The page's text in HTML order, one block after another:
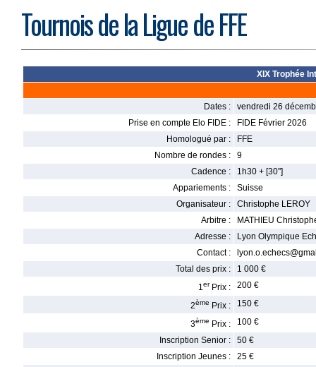
Tournois de la Ligue de FFE
XIX Trophée
Dates :
vendredi 26
Prise en compte Elo FIDE :
FIDE Février 2026
Homologué par :
FFE
Nombre de rondes :
9
Cadence :
1h30 + [30'']
Appariements :
Suisse
Organisateur :
Christophe LEROY
Arbitre :
MATHIEU
Adresse :
Lyon Olympique
Contact :
Total des prix :
1 000 €
1er Prix : 200 €
2ème Prix : 150 €
3ème Prix :
100 €
Inscription Senior :
50 €
Inscription Jeunes :
25 €